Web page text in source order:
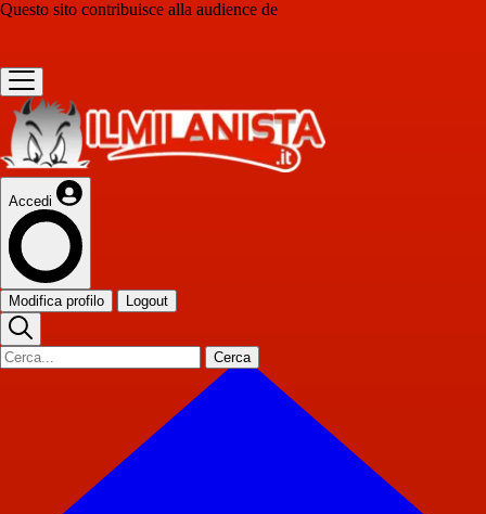
Questo sito contribuisce alla audience de
Accedi
Modifica profilo Logout
Cerca